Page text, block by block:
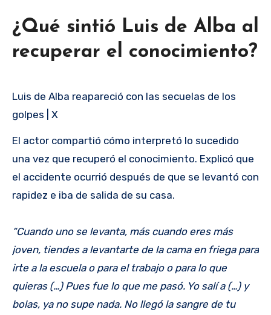
¿Qué sintió Luis de Alba al
recuperar el conocimiento?
Luis de Alba reapareció con las secuelas de los
golpes | X
El actor compartió cómo interpretó lo sucedido
una vez que recuperó el conocimiento. Explicó que
el accidente ocurrió después de que se levantó con
rapidez e iba de salida de su casa.
“Cuando uno se levanta, más cuando eres más
joven, tiendes a levantarte de la cama en friega para
irte a la escuela o para el trabajo o para lo que
quieras (…) Pues fue lo que me pasó. Yo salí a (…) y
bolas, ya no supe nada. No llegó la sangre de tu